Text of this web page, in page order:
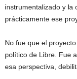
instrumentalizado y la
prácticamente ese
No fue que el
político de Libre. Fue
esa perspectiva,